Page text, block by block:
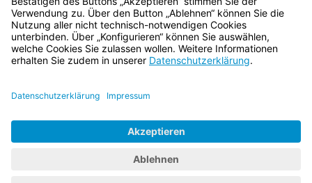
Bayern.de
BayernPortal
Impressum